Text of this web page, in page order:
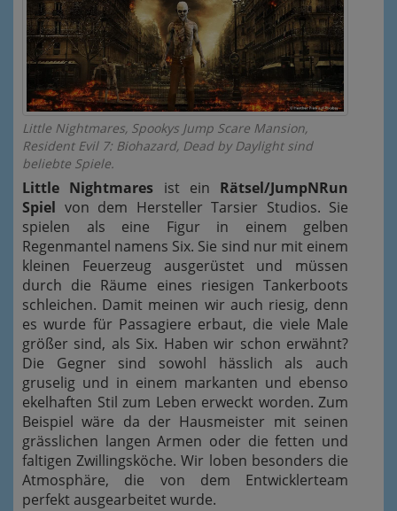
Little Nightmares, Spookys Jump Scare Mansion,
Resident Evil 7: Biohazard, Dead by Daylight sind
beliebte Spiele.
Little Nightmares ist ein Rätsel/JumpNRun
Spiel von dem Hersteller Tarsier Studios. Sie
spielen als eine Figur in einem gelben
Regenmantel namens Six. Sie sind nur mit einem
kleinen Feuerzeug ausgerüstet und müssen
durch die Räume eines riesigen Tankerboots
schleichen. Damit meinen wir auch riesig, denn
es wurde für Passagiere erbaut, die viele Male
größer sind, als Six. Haben wir schon erwähnt?
Die Gegner sind sowohl hässlich als auch
gruselig und in einem markanten und ebenso
ekelhaften Stil zum Leben erweckt worden. Zum
Beispiel wäre da der Hausmeister mit seinen
grässlichen langen Armen oder die fetten und
faltigen Zwillingsköche. Wir loben besonders die
Atmosphäre, die von dem Entwicklerteam
perfekt ausgearbeitet wurde.